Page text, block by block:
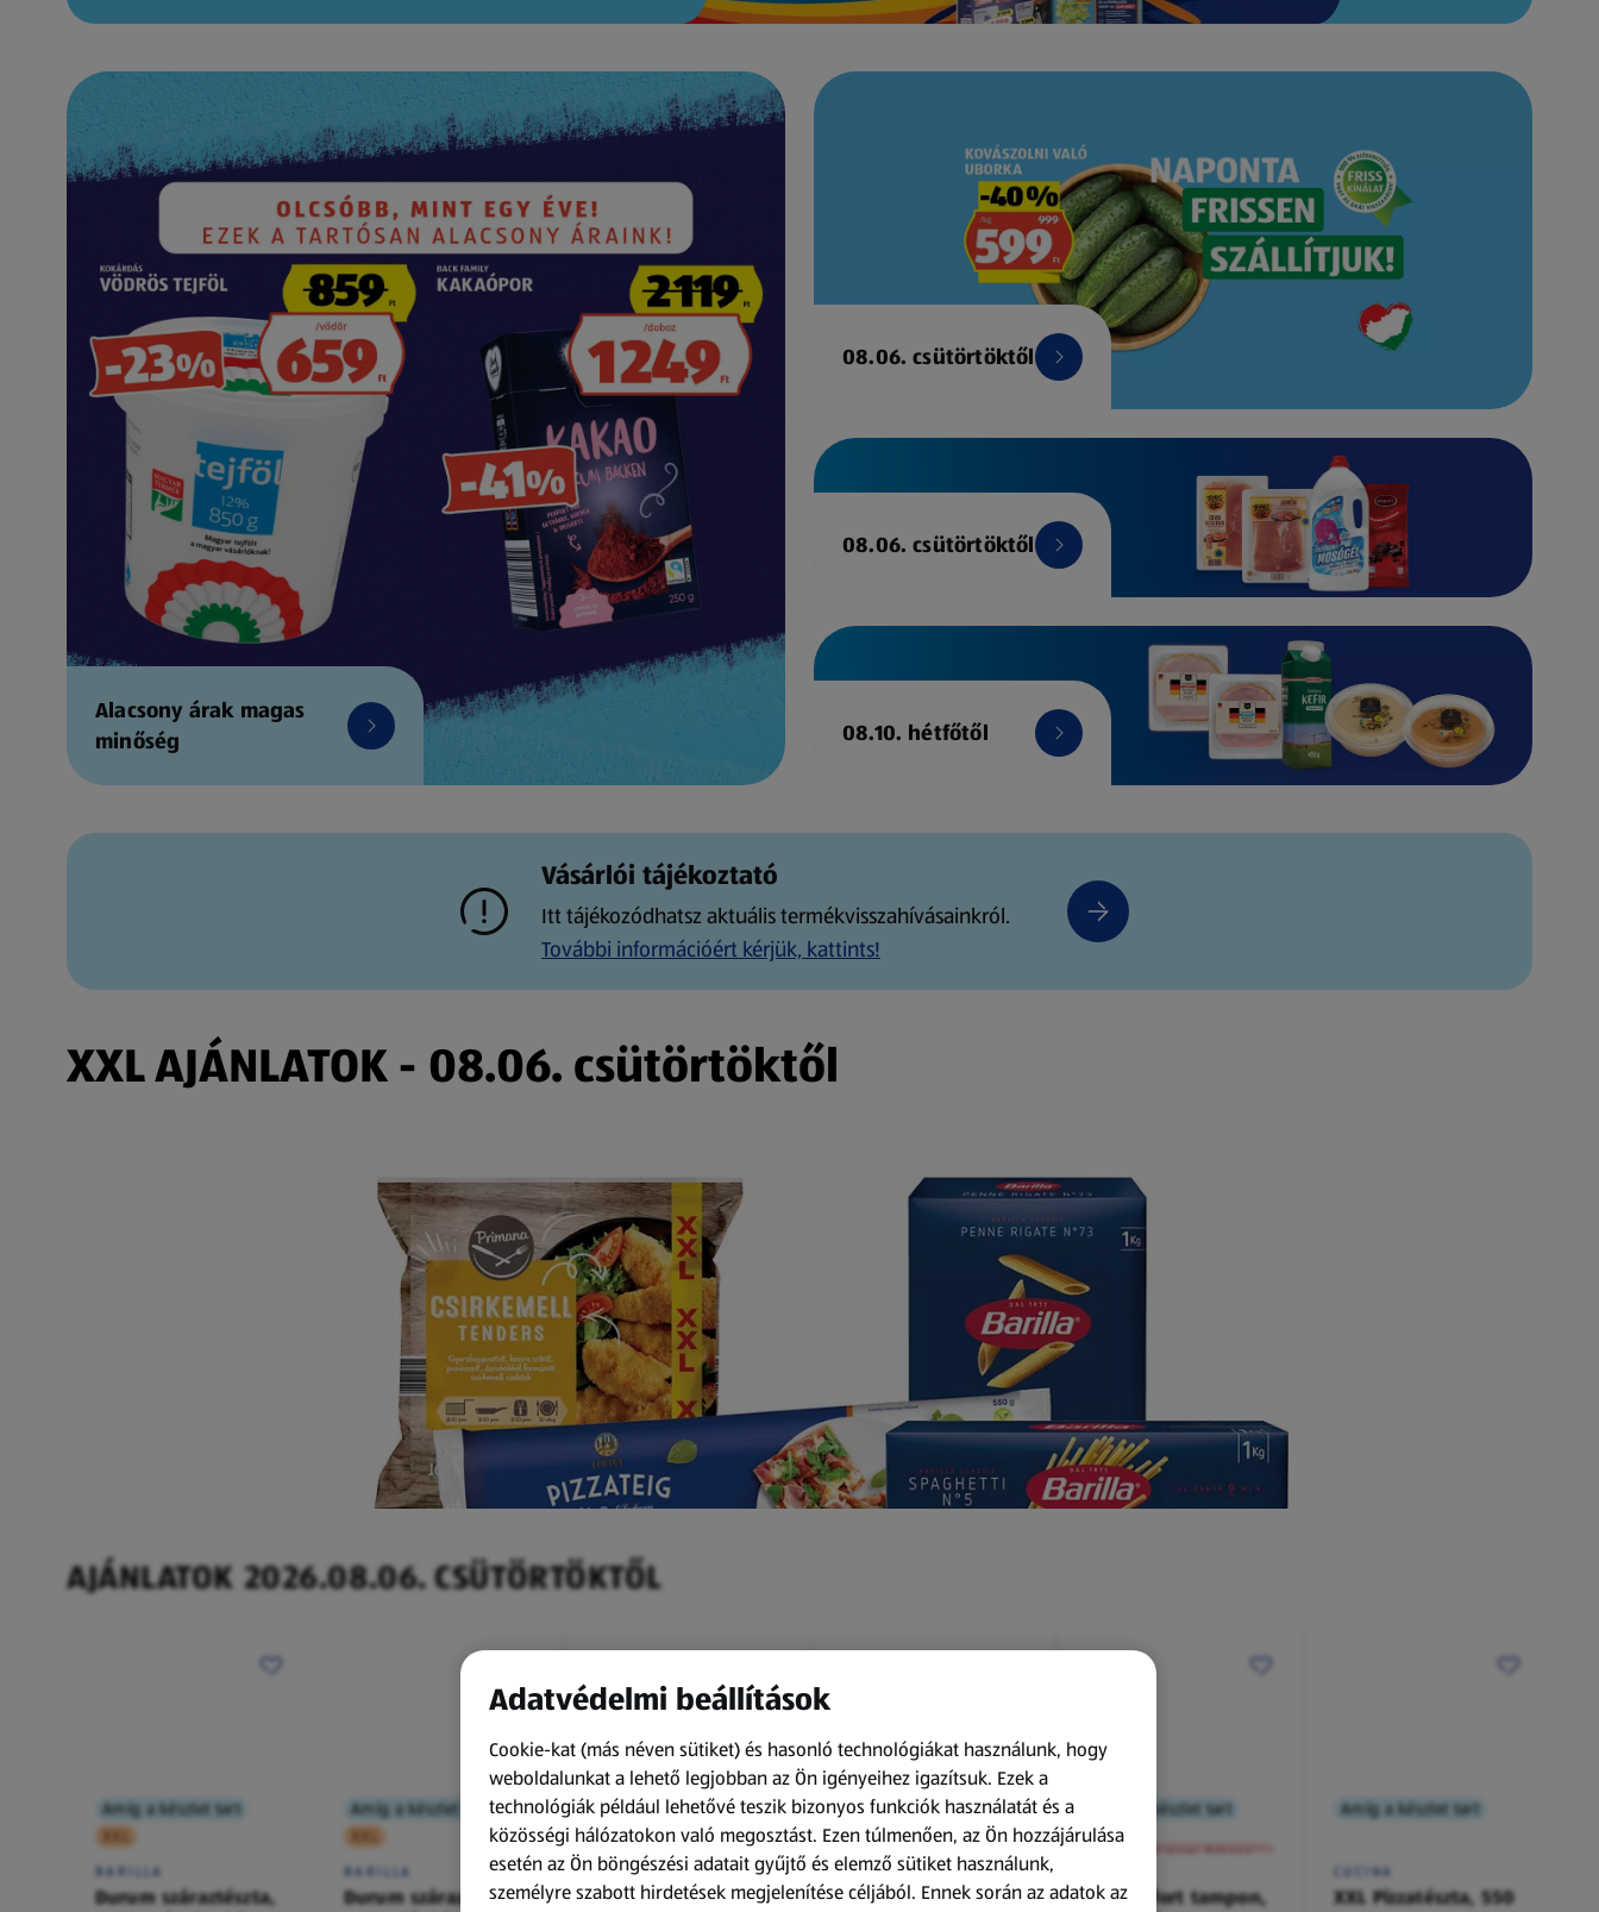
Alacsony árak magas
minőség
08.06. csütörtöktől
08.06. csütörtöktől
08.10. hétfőtől
Vásárlói tájékoztató
Itt tájékozódhatsz aktuális termékvisszahívásainkról.
További információért kérjük, kattints!
XXL AJÁNLATOK - 08.06. csütörtöktől
AJÁNLATOK 2026.08.06. CSÜTÖRTÖKTŐL
Amíg a készlet tart
XXL
BARILLA
Durum száraztészta,
Amíg a készlet tart
XXL
BARILLA
Durum száraztészta,
Amíg a készlet tart
XXL
ACTIMEL
Actimel joghurtital, 8
Amíg a készlet tart
XXL
O.B.
Procomfort tampon,
Amíg a készlet tart
XXL
A termék nem érkezett meg!
Procomfort tampon,
Amíg a készlet tart
CUCINA
XXL Pizzatészta, 550
Adatvédelmi beállítások
Cookie-kat (más néven sütiket) és hasonló technológiákat használunk, hogy
weboldalunkat a lehető legjobban az Ön igényeihez igazítsuk. Ezek a
technológiák például lehetővé teszik bizonyos funkciók használatát és a
közösségi hálózatokon való megosztást. Ezen túlmenően, az Ön hozzájárulása
esetén az Ön böngészési adatait gyűjtő és elemző sütiket használunk,
személyre szabott hirdetések megjelenítése céljából. Ennek során az adatok az